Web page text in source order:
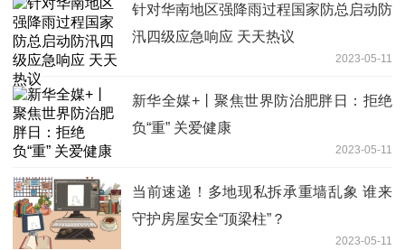
针对华南地区强降雨过程国家防总启动防
汛四级应急响应 天天热议
2023-05-11
新华全媒+丨聚焦世界防治肥胖日：拒绝
负“重” 关爱健康
2023-05-11
当前速递！多地现私拆承重墙乱象 谁来
守护房屋安全“顶梁柱”？
2023-05-11